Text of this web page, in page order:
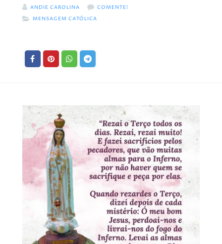
ANDIE CAROLINA
COMENTE!
MENSAGEM CATÓLICA